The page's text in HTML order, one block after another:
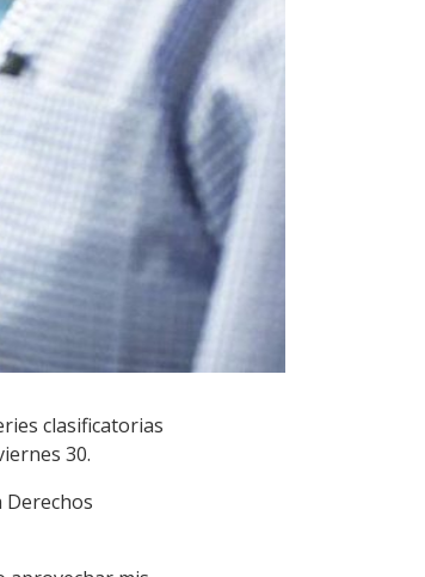
clasificatorias
30.
Derechos